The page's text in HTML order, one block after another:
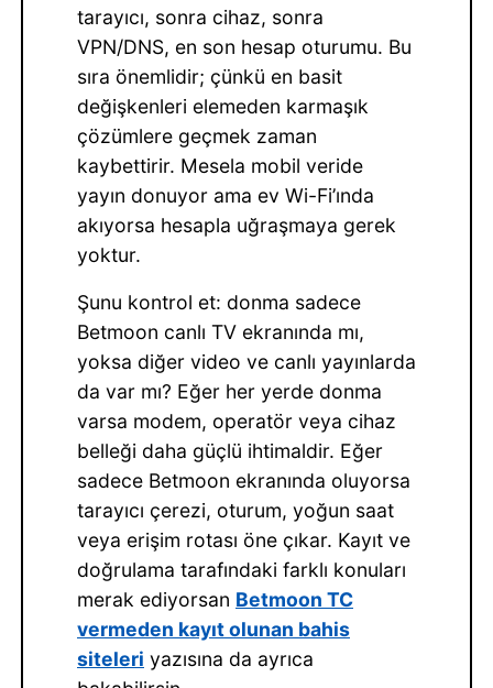
tarayıcı, sonra cihaz, sonra
VPN/DNS, en son hesap oturumu. Bu
sıra önemlidir; çünkü en basit
değişkenleri elemeden karmaşık
çözümlere geçmek zaman
kaybettirir. Mesela mobil veride
yayın donuyor ama ev Wi-Fi’ında
akıyorsa hesapla uğraşmaya gerek
yoktur.
Şunu kontrol et: donma sadece
Betmoon canlı TV ekranında mı,
yoksa diğer video ve canlı yayınlarda
da var mı? Eğer her yerde donma
varsa modem, operatör veya cihaz
belleği daha güçlü ihtimaldir. Eğer
sadece Betmoon ekranında oluyorsa
tarayıcı çerezi, oturum, yoğun saat
veya erişim rotası öne çıkar. Kayıt ve
doğrulama tarafındaki farklı konuları
merak ediyorsan Betmoon TC
vermeden kayıt olunan bahis
siteleri yazısına da ayrıca